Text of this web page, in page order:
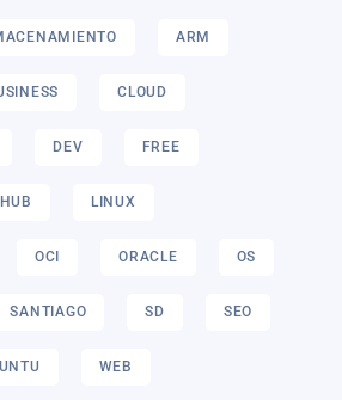
ARM
CLOUD
DEV FREE
LINUX
OCI ORACLE OS
SANTIAGO SD SEO
WEB